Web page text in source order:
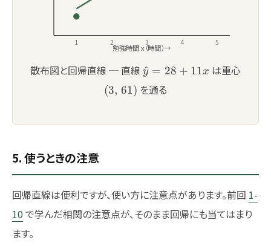
勉強時間 x（時間）→
1 2 3 4 5
散布図と回帰直線 ─ 直線 \hat{y}=28+11x
y
^ = 28 + 11x は重心
(3, 61) を通る
5. 使うときの注意
回帰直線は便利ですが、使い方に注意点があります。前回 1-
10 で学んだ相関の注意点が、そのまま回帰にも当てはまり
ます。